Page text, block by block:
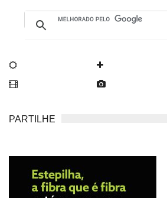
PARTILHE